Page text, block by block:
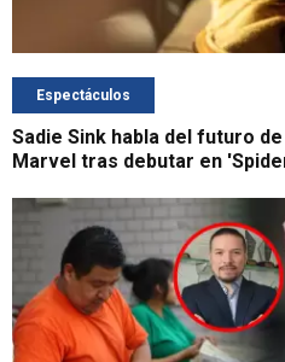
Espectáculos
Sadie Sink habla del futuro
Marvel tras debutar en